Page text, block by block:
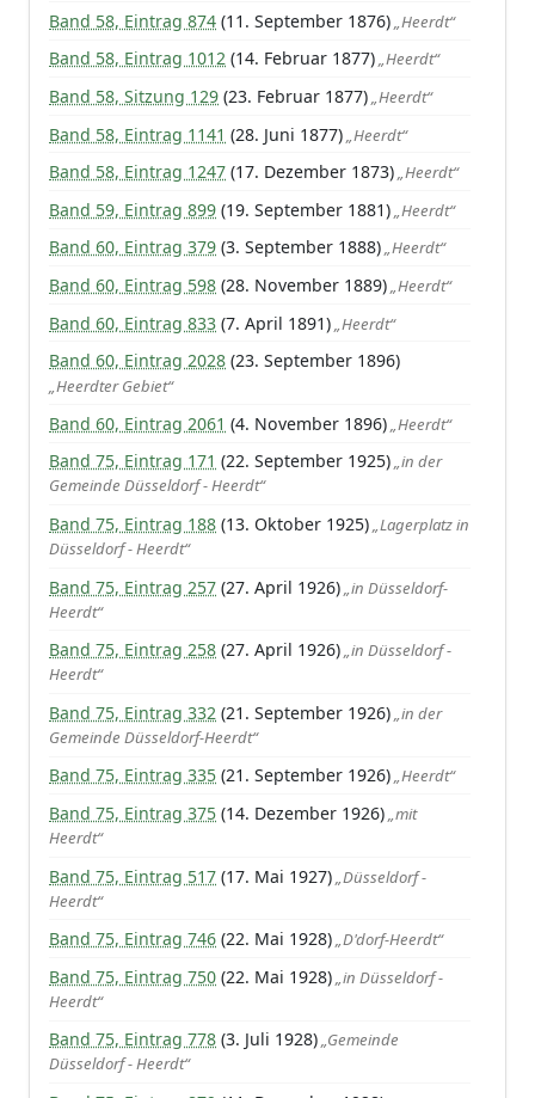
Band 58, Eintrag 874 (11. September 1876)„Heerdt“
Band 58, Eintrag 1012 (14. Februar 1877)„Heerdt“
Band 58, Sitzung 129 (23. Februar 1877)„Heerdt“
Band 58, Eintrag 1141 (28. Juni 1877)„Heerdt“
Band 58, Eintrag 1247 (17. Dezember 1873)„Heerdt“
Band 59, Eintrag 899 (19. September 1881)„Heerdt“
Band 60, Eintrag 379 (3. September 1888)„Heerdt“
Band 60, Eintrag 598 (28. November 1889)„Heerdt“
Band 60, Eintrag 833 (7. April 1891) „Heerdt“
Band 60, Eintrag 2028 (23. September 1896)
„Heerdter Gebiet“
Band 60, Eintrag 2061 (4. November 1896)„Heerdt“
Band 75, Eintrag 171 (22. September 1925)„in der
Gemeinde Düsseldorf - Heerdt“
Band 75, Eintrag 188 (13. Oktober 1925)„Lagerplatz in
Düsseldorf - Heerdt“
Band 75, Eintrag 257 (27. April 1926) „in Düsseldorf-
Heerdt“
Band 75, Eintrag 258 (27. April 1926)„in Düsseldorf -
Heerdt“
Band 75, Eintrag 332 (21. September 1926)„in der
Gemeinde Düsseldorf-Heerdt“
Band 75, Eintrag 335 (21. September 1926)„Heerdt“
Band 75, Eintrag 375 (14. Dezember 1926)„mit
Heerdt“
Band 75, Eintrag 517 (17. Mai 1927) „Düsseldorf -
Heerdt“
Band 75, Eintrag 746 (22. Mai 1928)„D'dorf-Heerdt“
Band 75, Eintrag 750 (22. Mai 1928)„in Düsseldorf -
Heerdt“
Band 75, Eintrag 778 (3. Juli 1928)„Gemeinde
Düsseldorf - Heerdt“